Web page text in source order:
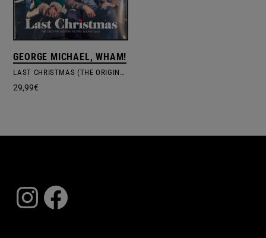
GEORGE MICHAEL, WHAM!
LAST CHRISTMAS (THE ORIGINAL MOTION PICTURE SOUNDTRACK)
29,99€
Instagram
Facebook